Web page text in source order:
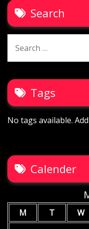
Search
for:
Tags
No tags available.
Calender
M T W